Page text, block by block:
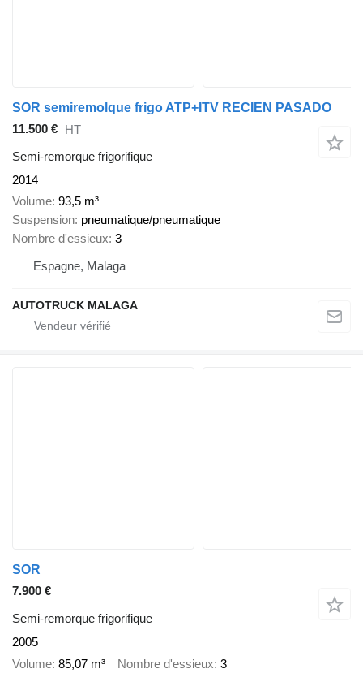
SOR semiremolque frigo ATP+ITV RECIEN PASADO
11.500 € HT
Semi-remorque frigorifique
2014
Volume 93,5 m³
Suspension pneumatique/pneumatique
Nombre d'essieux 3
Espagne, Malaga
AUTOTRUCK MALAGA
SOR
7.900 €
Semi-remorque frigorifique
2005
Volume 85,07 m³ Nombre d'essieux 3